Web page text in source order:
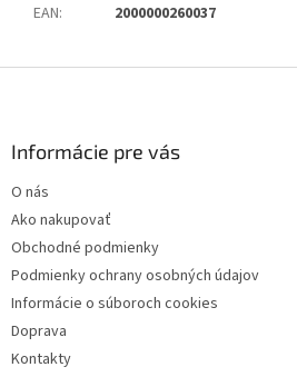
EAN: 2000000260037
Informácie pre vás
O nás
Ako nakupovať
Obchodné podmienky
Podmienky ochrany osobných údajov
Informácie o súboroch cookies
Doprava
Kontakty